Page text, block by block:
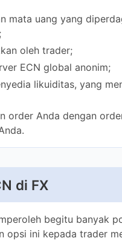
likuiditas, yang menjual
Anda dengan order
FX
menikmati fasilitas